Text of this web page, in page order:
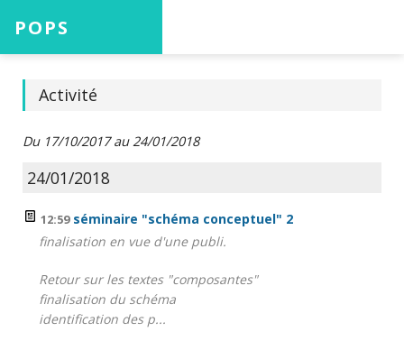
POPS
Accueil
Projets
Aide
Activité
Du 17/10/2017 au 24/01/2018
24/01/2018
12:59 séminaire "schéma conceptuel" 2
finalisation en vue d'une publi.
Retour sur les textes "composantes"
finalisation du schéma
identification des p...